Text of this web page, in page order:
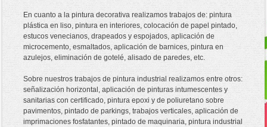
En cuanto a la pintura decorativa realizamos trabajos de: pintura
plástica en liso, pintura en interiores, colocación de papel pintado,
estucos venecianos, drapeados y espojados, aplicación de
microcemento, esmaltados, aplicación de barnices, pintura en
azulejos, eliminación de gotelé, alisado de paredes, etc.
Sobre nuestros trabajos de pintura industrial realizamos entre otros:
señalización horizontal, aplicación de pinturas intumescentes y
sanitarias con certificado, pintura epoxi y de poliuretano sobre
pavimentos, pintado de parkings, trabajos verticales, aplicación de
imprimaciones fosfatantes, pintado de maquinaria, pintura industrial